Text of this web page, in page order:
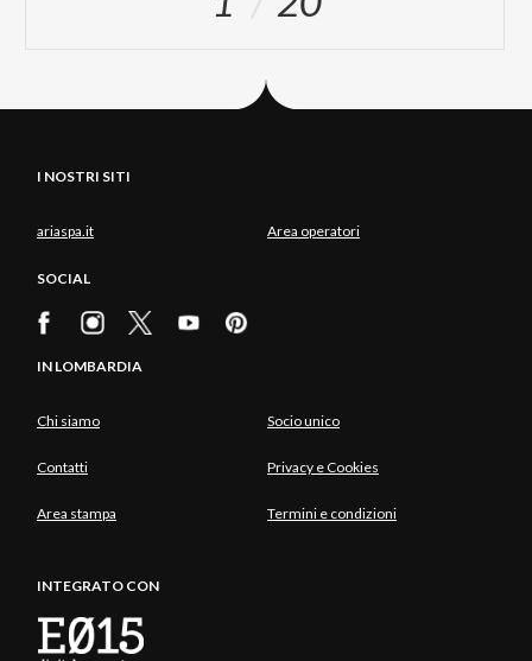
I NOSTRI SITI
ariaspa.it Area operatori
SOCIAL
IN LOMBARDIA
Chi siamo Socio unico
Contatti Privacy e Cookies
Area stampa Termini e condizioni
INTEGRATO CON